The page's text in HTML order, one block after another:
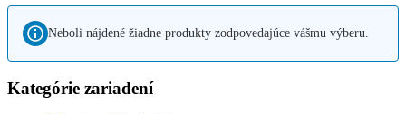
Neboli nájdené žiadne produkty zodpovedajúce vášmu výberu.
Kategórie zariadení